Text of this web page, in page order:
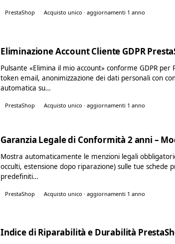
PrestaShop Acquisto unico · aggiornamenti 1 anno
Eliminazione Account Cliente GDPR
Pulsante «Elimina il mio account» conforme GDPR
token email, anonimizzazione dei dati personali con
automatica su…
PrestaShop Acquisto unico · aggiornamenti 1 anno
Garanzia Legale di Conformità 2 anni –
Mostra automaticamente le menzioni legali
occulti, estensione dopo riparazione) sulle tue schede
predefiniti…
PrestaShop Acquisto unico · aggiornamenti 1 anno
Indice di Riparabilità e Durabilità